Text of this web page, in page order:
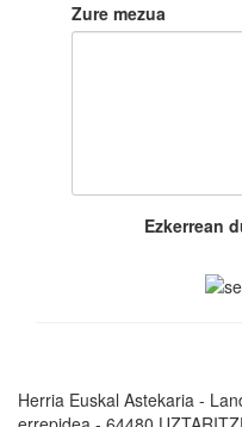
Zure mezua
Ezkerrean
Herria Euskal Astekaria -